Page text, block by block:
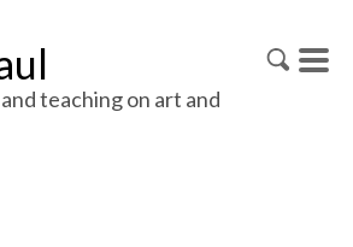
teaching on art and